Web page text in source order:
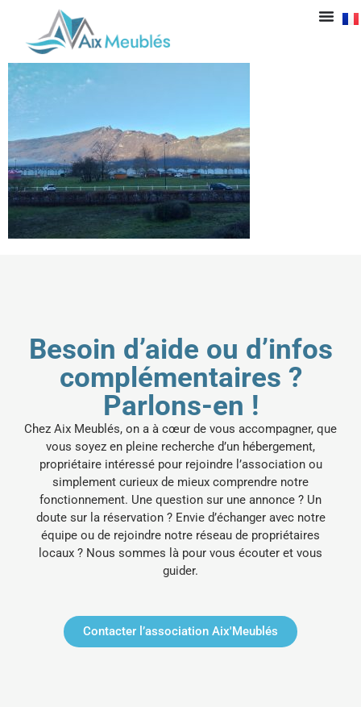
Besoin d’aide ou d’infos
complémentaires ?
Parlons-en !
Chez Aix Meublés, on a à cœur de vous accompagner, que
vous soyez en pleine recherche d’un hébergement,
propriétaire intéressé pour rejoindre l’association ou
simplement curieux de mieux comprendre notre
fonctionnement. Une question sur une annonce ? Un
doute sur la réservation ? Envie d’échanger avec notre
équipe ou de rejoindre notre réseau de propriétaires
locaux ? Nous sommes là pour vous écouter et vous
guider.
Contacter l’association Aix'Meublés